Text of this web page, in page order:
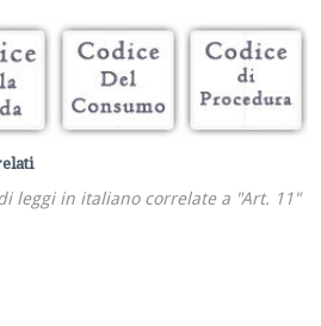
leggi in italiano correlate a "Art. 11"